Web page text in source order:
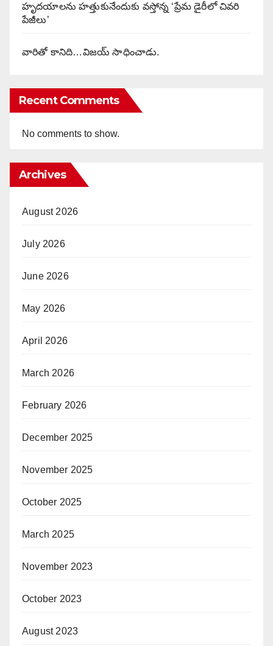
హృదయాలను హత్తుకునేందుకు వస్తోన్న ‘ప్రేమ డైరీలో చివరి
పేజీలు’
వారితో కానిది…విజయ్ సాధించాడు.
Recent Comments
No comments to show.
Archives
August 2026
July 2026
June 2026
May 2026
April 2026
March 2026
February 2026
December 2025
November 2025
October 2025
March 2025
November 2023
October 2023
August 2023